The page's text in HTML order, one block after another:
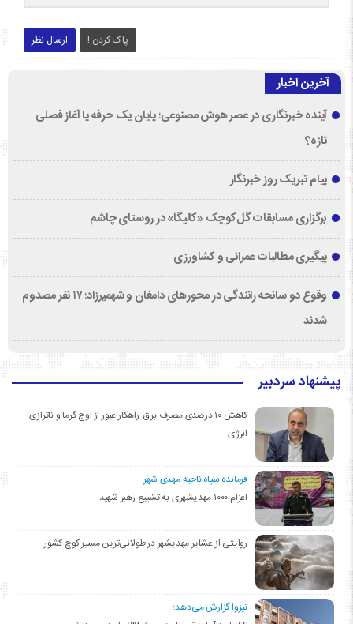
ارسال نظر پاک کردن !
آخرین اخبار
آینده خبرنگاری در عصر هوش مصنوعی؛ پایان یک حرفه یا آغاز فصلی
تازه؟
پیام تبریک روز خبرنگار
برگزاری مسابقات گل‌کوچک «کالیگا» در روستای چاشم
پیگیری مطالبات عمرانی و کشاورزی
وقوع دو سانحه رانندگی در محورهای دامغان و شهمیرزاد؛ ۱۷ نفر مصدوم
شدند
پیشنهاد سردبیر
کاهش ۱۰ درصدی مصرف برق، راهکار عبور از اوج گرما و ناترازی
انرژی
فرمانده سپاه ناحیه مهدی شهر:
اعزام ۱۰۰۰ مهدیشهری به تشییع رهبر شهید
روایتی از عشایر مهدیشهر در طولانی‌ترین مسیر کوچ کشور
نیزوا گزارش می‌دهد؛